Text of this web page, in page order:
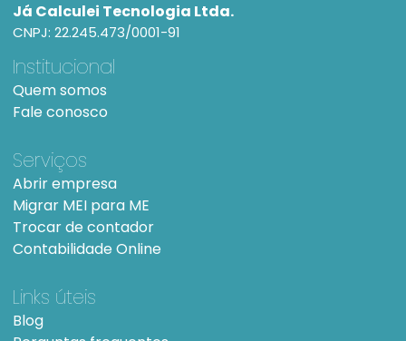
Já Calculei Tecnologia Ltda.
CNPJ: 22.245.473/0001-91
Institucional
Quem somos
Fale conosco
Serviços
Abrir empresa
Migrar MEI para ME
Trocar de contador
Contabilidade Online
Links úteis
Blog